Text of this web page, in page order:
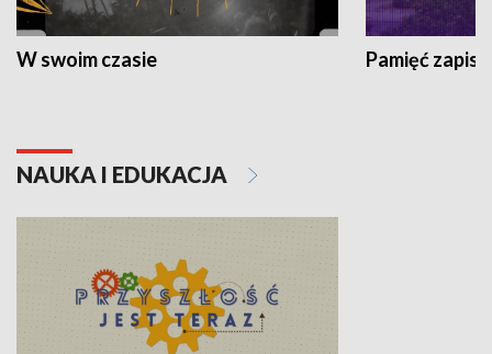
W swoim czasie Pamięć
NAUKA I EDUKACJA